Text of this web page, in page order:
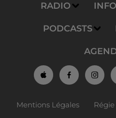
RADIO
PODCASTS
Mentions Légales